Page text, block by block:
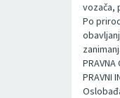
vozača,
Po
PRAVNI